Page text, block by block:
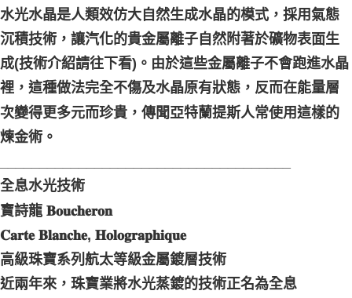
水光水晶是人類效仿大自然生成水晶的模式，採用氣態
沉積技術，讓汽化的貴金屬離子自然附著於礦物表面生
成(技術介紹請往下看)。由於這些金屬離子不會跑進水晶
裡，這種做法完全不傷及水晶原有狀態，反而在能量層
次變得更多元而珍貴，傳聞亞特蘭提斯人常使用這樣的
煉金術。
全息水光技術
寶詩龍 𝐁𝐨𝐮𝐜𝐡𝐞𝐫𝐨𝐧
𝐂𝐚𝐫𝐭𝐞 𝐁𝐥𝐚𝐧𝐜𝐡𝐞, 𝐇𝐨𝐥𝐨𝐠𝐫𝐚𝐩𝐡𝐢𝐪𝐮𝐞
高級珠寶系列航太等級金屬鍍層技術
近兩年來，珠寶業將水光蒸鍍的技術正名為全息